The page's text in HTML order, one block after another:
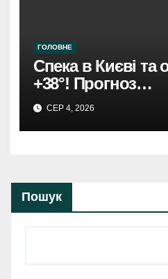
ГОЛОВНЕ
Спека в Києві та
+38°! Прогноз
СЕР 4, 2026
Пошук